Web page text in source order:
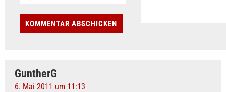
GuntherG
6. Mai 2011 um 11:13